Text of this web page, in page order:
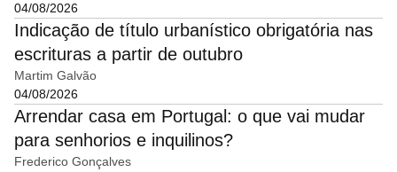
04/08/2026
Indicação de título urbanístico obrigatória nas
escrituras a partir de outubro
Martim Galvão
04/08/2026
Arrendar casa em Portugal: o que vai mudar
para senhorios e inquilinos?
Frederico Gonçalves